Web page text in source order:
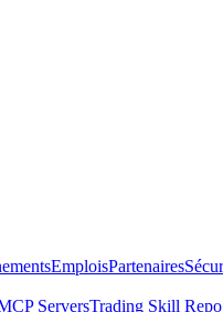
EmploisPartenaires
ServersTrading Skill Repo